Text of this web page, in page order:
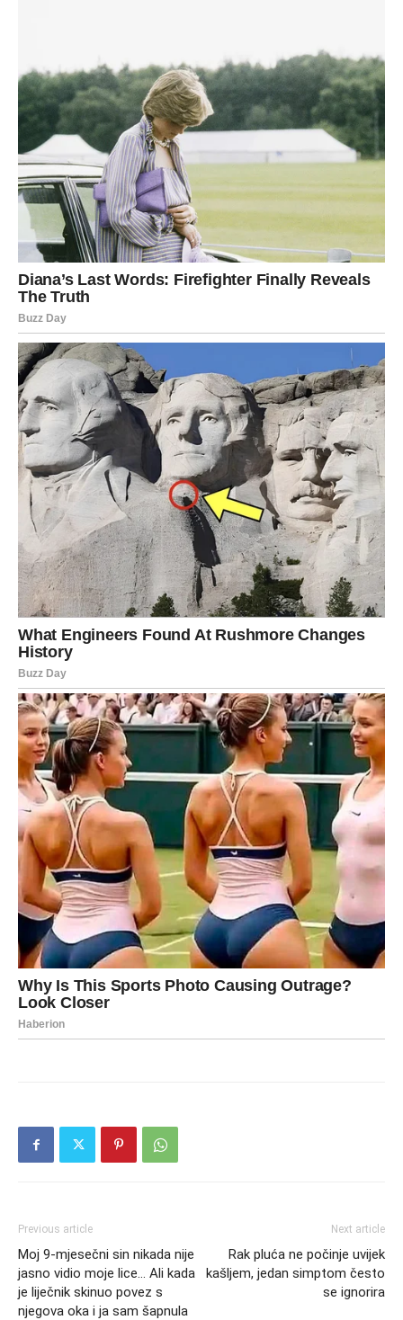
Previous article
Moj 9-mjesečni sin nikada nije
jasno vidio moje lice… Ali kada
je liječnik skinuo povez s
njegova oka i ja sam šapnula
Next article
Rak pluća ne počinje uvijek
kašljem, jedan simptom često
se ignorira